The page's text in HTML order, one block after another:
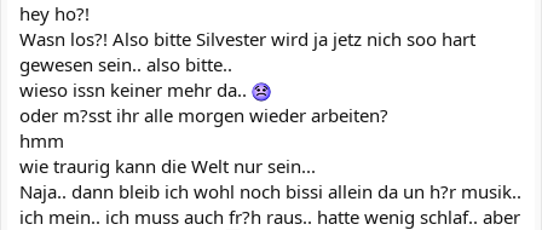
hey ho?!
Wasn los?! Also bitte Silvester wird ja jetz nich soo hart
gewesen sein.. also bitte..
wieso issn keiner mehr da..
oder m?sst ihr alle morgen wieder arbeiten?
hmm
wie traurig kann die Welt nur sein...
Naja.. dann bleib ich wohl noch bissi allein da un h?r musik..
ich mein.. ich muss auch fr?h raus.. hatte wenig schlaf.. aber